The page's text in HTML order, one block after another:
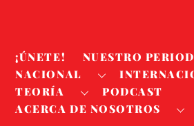
¡ÚNETE!
NUESTRO
NACIONAL
TEORÍA
PODCAST
ACERCA DE NOSOTROS